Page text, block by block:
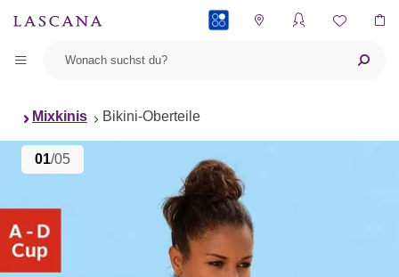
Mixkinis Bikini-Oberteile
01/05